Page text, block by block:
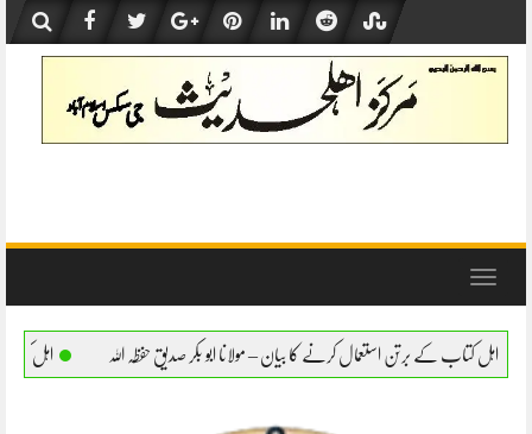
content
Toggle
کرنے کا بیان – مولانا ابو بکر صدیق حفظہ اللہ اہل کتاب کے برتن استعمال کرنے کا